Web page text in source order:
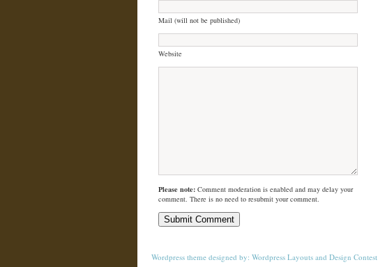
Mail (will not be published)
Website
Please note: Comment moderation is enabled and may delay your
comment. There is no need to resubmit your comment.
Wordpress theme designed by: Wordpress Layouts and Design Contest